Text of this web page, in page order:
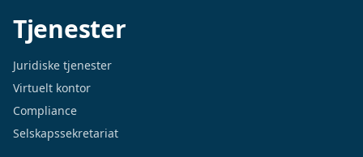
Tjenester
Juridiske tjenester
Virtuelt kontor
Compliance
Selskapssekretariat